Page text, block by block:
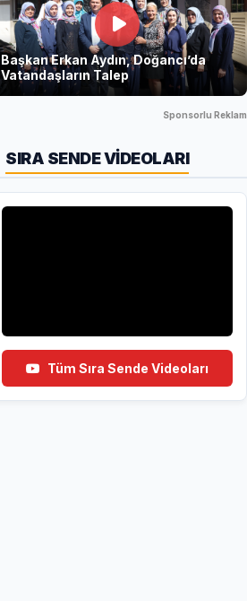
Başkan Erkan Aydın, Doğancı’da
Vatandaşların Talep
Sponsorlu Reklam
SIRA SENDE VİDEOLARI
Tüm Sıra Sende Videoları